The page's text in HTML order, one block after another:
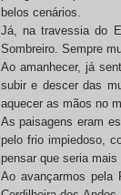
belos cenários.
Já, na travessia do
Sombreiro. Sempre
Ao amanhecer, já
subir e descer das
aquecer as mãos no
As paisagens eram
pelo frio impiedoso,
pensar que seria
Ao avançarmos pela